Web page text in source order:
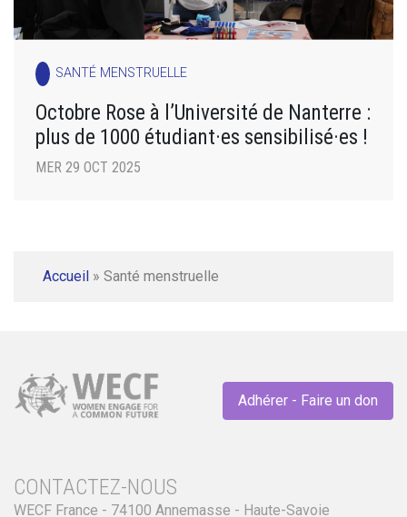
SANTÉ MENSTRUELLE
Octobre Rose à l’Université de Nanterre :
plus de 1000 étudiant·es sensibilisé·es !
MER 29 OCT 2025
Accueil » Santé menstruelle
Adhérer - Faire un don
CONTACTEZ-NOUS
WECF France - 74100 Annemasse - Haute-Savoie